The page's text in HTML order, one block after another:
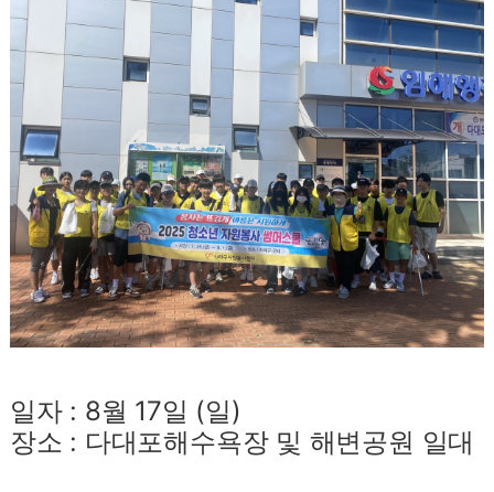
일자 : 8월 17일 (일)
장소 : 다대포해수욕장 및 해변공원 일대